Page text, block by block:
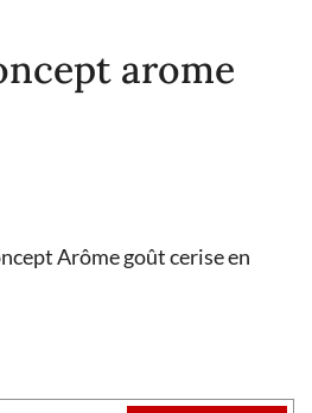
arome
Arôme goût cerise en